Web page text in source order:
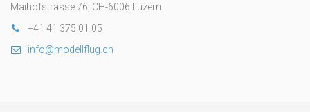
Maihofstrasse 76, CH-6006 Luzern
+41 41 375 01 05
info@modellflug.ch